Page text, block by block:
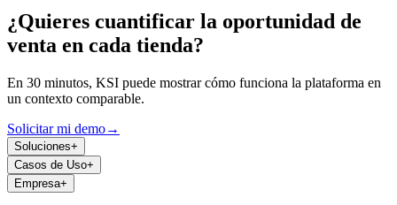
¿Quieres cuantificar la oportunidad de
venta en cada tienda?
En 30 minutos, KSI puede mostrar cómo funciona la plataforma en
un contexto comparable.
Solicitar mi demo→
Soluciones+
Casos de Uso+
Empresa+